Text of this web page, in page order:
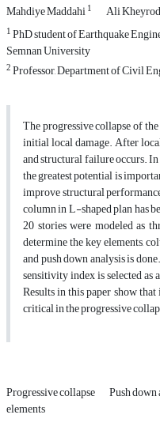
Mahdiye Maddahi1 Ali
1PhD student of Earthquake
Semnan University
2Professor, Department of Civil
The progressive collapse of
initial local damage. After
and structural failure occurs.
the greatest potential is
improve structural
column in L-shaped plan has
20 stories were modeled as
determine the key elements,
and push down analysis is
sensitivity index is selected as
Results in this paper show
critical in the progressive
Progressive collapse Push
elements